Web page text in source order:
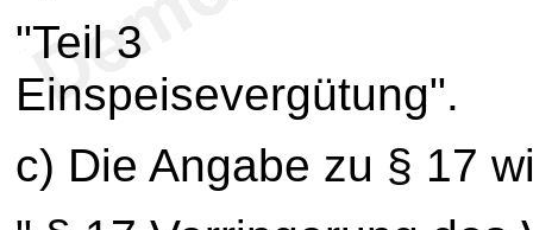
"Teil 3
Einspeisevergütung".
c) Die Angabe zu § 17